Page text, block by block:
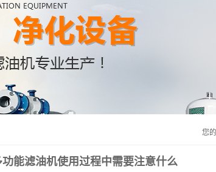
您
能滤油机使用过程中需要注意什么